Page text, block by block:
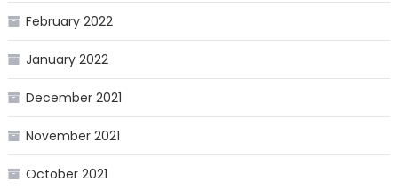
February 2022
January 2022
December 2021
November 2021
October 2021